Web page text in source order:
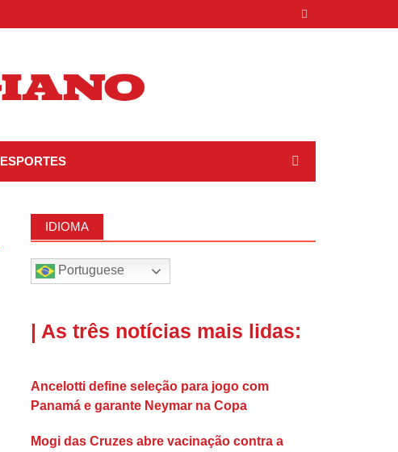
ESPORTES
IDIOMA
Portuguese
| As três notícias mais lidas:
Ancelotti define seleção para jogo com
Panamá e garante Neymar na Copa
Mogi das Cruzes abre vacinação contra a